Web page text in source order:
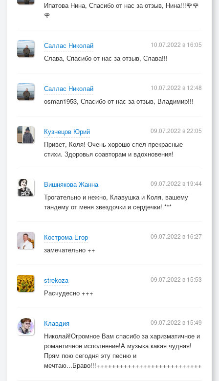
Ипатова Нина, Спасибо от нас за отзыв, Нина!!!🌹🌹
🌹
Саллас Николай
Слава, Спасибо от нас за отзыв, Слава!!!
10.07.2022 в 16:05
Саллас Николай
osman1953, Спасибо от нас за отзыв, Владимир!!!
10.07.2022 в 12:48
Кузнецов Юрий
Привет, Коля! Очень хорошо спел прекрасные
стихи. Здоровья соавторам и вдохновения!
09.07.2022 в 22:05
Вишнякова Жанна
Трогательно и нежно, Клавушка и Коля, вашему
тандему от меня звездочки и сердечки! ***
09.07.2022 в 19:44
Кострома Егор
замечательно ++
09.07.2022 в 16:27
strekoza
Расчудесно +++
09.07.2022 в 15:53
Клавдия
Николай!Огромное Вам спасибо за харизматичное и
романтичное исполнение!А музыка какая чудная!
Прям пою сегодня эту песню и
мечтаю...Браво!!!++++++++++++++++++++++++++++++
09.07.2022 в 15:49